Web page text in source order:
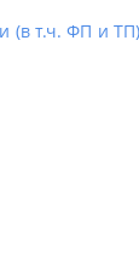
(в т.ч. ФП и